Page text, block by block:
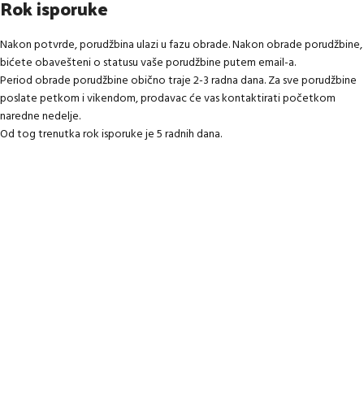
Rok isporuke
Nakon potvrde, porudžbina ulazi u fazu obrade. Nakon obrade porudžbine,
bićete obavešteni o statusu vaše porudžbine putem email-a.
Period obrade porudžbine obično traje 2-3 radna dana. Za sve porudžbine
poslate petkom i vikendom, prodavac će vas kontaktirati početkom
naredne nedelje.
Od tog trenutka rok isporuke je 5 radnih dana.